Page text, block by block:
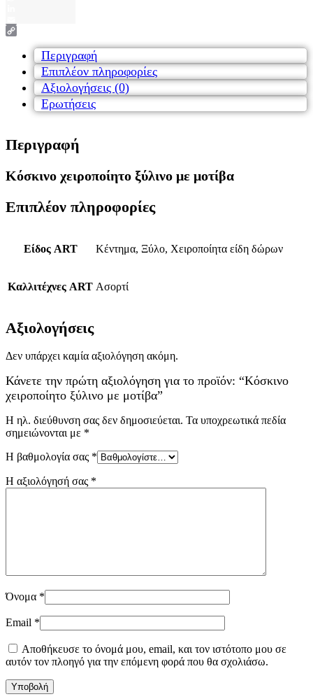
Email
Link
Περιγραφή
Επιπλέον πληροφορίες
Αξιολογήσεις (0)
Ερωτήσεις
Περιγραφή
Κόσκινο χειροποίητο ξύλινο με μοτίβα
Επιπλέον πληροφορίες
Είδος ART Κέντημα, Ξύλο, Χειροποίητα είδη δώρων
Καλλιτέχνες ART Ασορτί
Αξιολογήσεις
Δεν υπάρχει καμία αξιολόγηση ακόμη.
Κάνετε την πρώτη αξιολόγηση για το προϊόν: “Κόσκινο
χειροποίητο ξύλινο με μοτίβα”
Η ηλ. διεύθυνση σας δεν δημοσιεύεται. Τα υποχρεωτικά πεδία
σημειώνονται με *
Η βαθμολογία σας *
Η αξιολόγησή σας *
Όνομα *
Email *
Αποθήκευσε το όνομά μου, email, και τον ιστότοπο μου σε
αυτόν τον πλοηγό για την επόμενη φορά που θα σχολιάσω.